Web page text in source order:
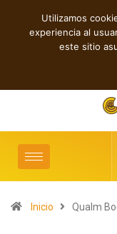
Rupturas, deseo,
Inicio Qualm
Utilizamos
experiencia al
este sitio